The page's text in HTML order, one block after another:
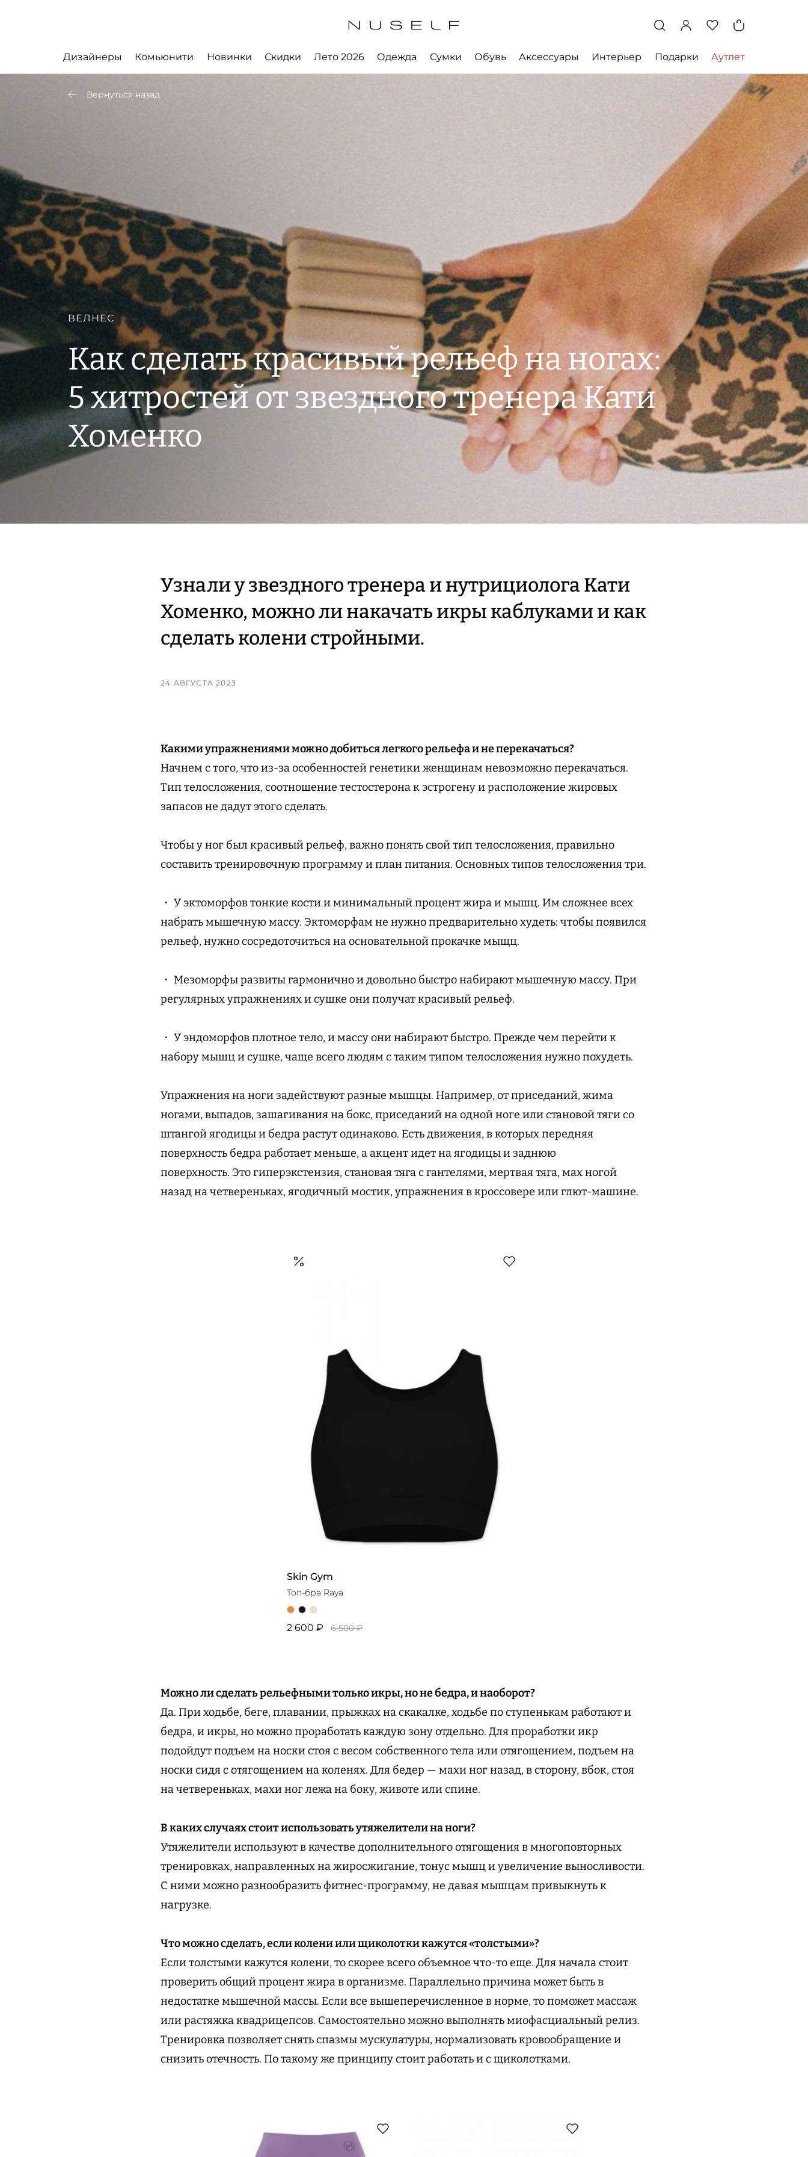
Дизайнеры Комьюнити Новинки Скидки Лето 2026 Одежда Сумки Обувь Аксессуары Интерьер Подарки Аутлет
Вернуться назад
ВЕЛНЕС
Как сделать красивый рельеф на ногах:
5 хитростей от звездного тренера Кати
Хоменко
Узнали у звездного тренера и нутрициолога Кати
Хоменко, можно ли накачать икры каблуками и как
сделать колени стройными.
24 АВГУСТА 2023
Какими упражнениями можно добиться легкого рельефа и не перекачаться?
Начнем с того, что из-за особенностей генетики женщинам невозможно перекачаться.
Тип телосложения, соотношение тестостерона к эстрогену и расположение жировых
запасов не дадут этого сделать.
Чтобы у ног был красивый рельеф, важно понять свой тип телосложения, правильно
составить тренировочную программу и план питания. Основных типов телосложения три.
・ У эктоморфов тонкие кости и минимальный процент жира и мышц. Им сложнее всех
набрать мышечную массу. Эктоморфам не нужно предварительно худеть: чтобы появился
рельеф, нужно сосредоточиться на основательной прокачке мыщц.
・ Мезоморфы развиты гармонично и довольно быстро набирают мышечную массу. При
регулярных упражнениях и сушке они получат красивый рельеф.
・ У эндоморфов плотное тело, и массу они набирают быстро. Прежде чем перейти к
набору мышц и сушке, чаще всего людям с таким типом телосложения нужно похудеть.
Упражнения на ноги задействуют разные мышцы. Например, от приседаний, жима
ногами, выпадов, зашагивания на бокс, приседаний на одной ноге или становой тяги со
штангой ягодицы и бедра растут одинаково. Есть движения, в которых передняя
поверхность бедра работает меньше, а акцент идет на ягодицы и заднюю
поверхность. Это гиперэкстензия, становая тяга с гантелями, мертвая тяга, мах ногой
назад на четвереньках, ягодичный мостик, упражнения в кроссовере или глют-машине.
Skin Gym
Топ-бра Raya
2 600 ₽ 6 500 ₽
Можно ли сделать рельефными только икры, но не бедра, и наоборот?
Да. При ходьбе, беге, плавании, прыжках на скакалке, ходьбе по ступенькам работают и
бедра, и икры, но можно проработать каждую зону отдельно. Для проработки икр
подойдут подъем на носки стоя с весом собственного тела или отягощением, подъем на
носки сидя с отягощением на коленях. Для бедер — махи ног назад, в сторону, вбок, стоя
на четвереньках, махи ног лежа на боку, животе или спине.
В каких случаях стоит использовать утяжелители на ноги?
Утяжелители используют в качестве дополнительного отягощения в многоповторных
тренировках, направленных на жиросжигание, тонус мышц и увеличение выносливости.
С ними можно разнообразить фитнес-программу, не давая мышцам привыкнуть к
нагрузке.
Что можно сделать, если колени или щиколотки кажутся «толстыми»?
Если толстыми кажутся колени, то скорее всего объемное что-то еще. Для начала стоит
проверить общий процент жира в организме. Параллельно причина может быть в
недостатке мышечной массы. Если все вышеперечисленное в норме, то поможет массаж
или растяжка квадрицепсов. Самостоятельно можно выполнять миофасциальный релиз.
Тренировка позволяет снять спазмы мускулатуры, нормализовать кровообращение и
снизить отечность. По такому же принципу стоит работать и с щиколотками.